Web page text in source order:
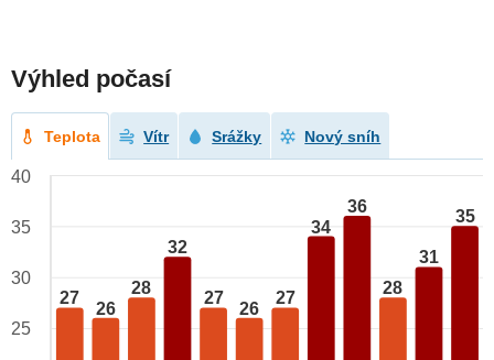
Výhled počasí
Teplota Vítr Srážky Nový sníh
27
26
28
32
27
26
27
34
36
28
31
35
40
35
30
25